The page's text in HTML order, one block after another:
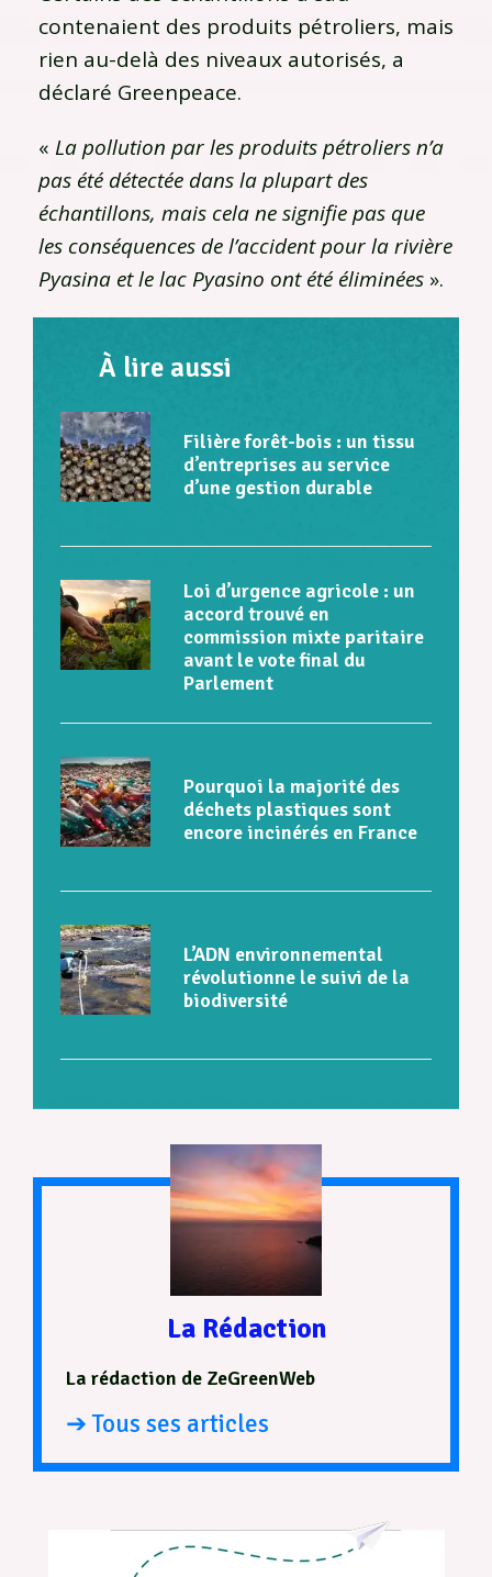
contenaient des produits pétroliers, mais
rien au-delà des niveaux autorisés, a
déclaré Greenpeace.
« La pollution par les produits pétroliers n’a
pas été détectée dans la plupart des
échantillons, mais cela ne signifie pas que
les conséquences de l’accident pour la rivière
Pyasina et le lac Pyasino ont été éliminées ».
À lire aussi
Filière forêt-bois : un tissu
d’entreprises au service
d’une gestion durable
Loi d’urgence agricole : un
accord trouvé en
commission mixte paritaire
avant le vote final du
Parlement
Pourquoi la majorité des
déchets plastiques sont
encore incinérés en France
L’ADN environnemental
révolutionne le suivi de la
biodiversité
La Rédaction
La rédaction de ZeGreenWeb
➔ Tous ses articles